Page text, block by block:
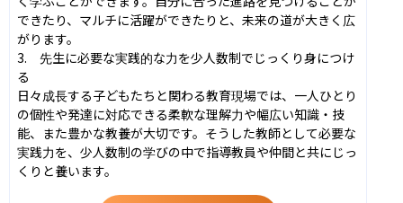
できたり、マルチに活躍ができたりと、未来の道が大きく広
がります。
3.　先生に必要な実践的な力を少人数制でじっくり身につけ
る
日々成長する子どもたちと関わる教育現場では、一人ひとり
の個性や発達に対応できる柔軟な理解力や幅広い知識・技
能、また豊かな教養が大切です。そうした教師として必要な
実践力を、少人数制の学びの中で指導教員や仲間と共にじっ
くりと養います。